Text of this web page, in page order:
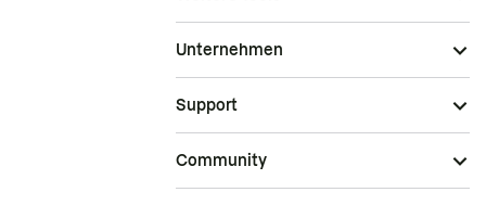
Unternehmen
Support
Community